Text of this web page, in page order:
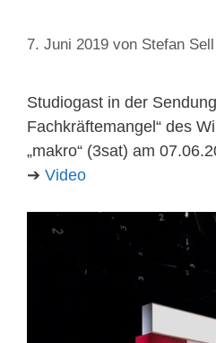
7. Juni 2019 von Stefan Sell
Studiogast in der
Fachkräftemangel“ des
„makro“ (3sat) am
➔ Video